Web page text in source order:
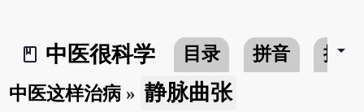
book_2
中医很科学 目录 拼音 搜寻
arrow_drop_down
中医这样治病 » 静脉曲张